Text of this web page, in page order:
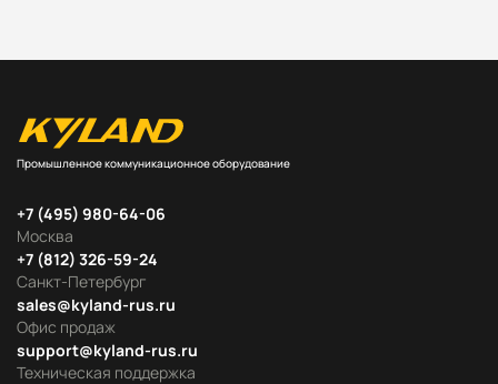
Промышленное коммуникационное оборудование
Москва
+7 (495) 980-64-06
Офис продаж
sales@kyland-rus.ru
Санкт-Петербург
+7 (812) 326-59-24
Техническая поддержка
support@kyland-rus.ru